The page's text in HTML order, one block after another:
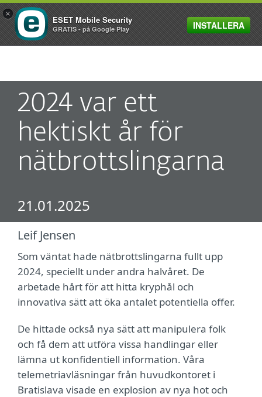
MENU
2024 var ett
hektiskt år för
nätbrottslingarna
21.01.2025
Leif Jensen
Som väntat hade nätbrottslingarna fullt upp
2024, speciellt under andra halvåret. De
arbetade hårt för att hitta kryphål och
innovativa sätt att öka antalet potentiella offer.
De hittade också nya sätt att manipulera folk
och få dem att utföra vissa handlingar eller
lämna ut konfidentiell information. Våra
telemetriavläsningar från huvudkontoret i
Bratislava visade en explosion av nya hot och
×
ESET Mobile Security
GRATIS - på Google Play INSTALLERA